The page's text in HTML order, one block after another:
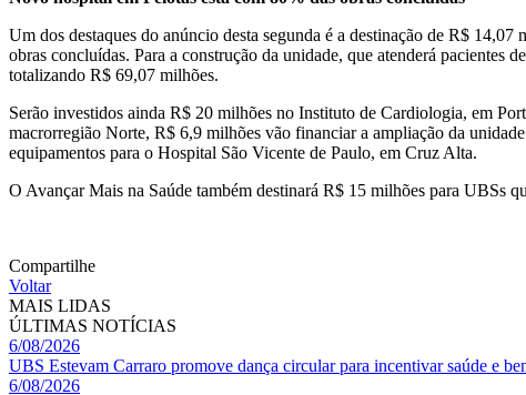
Um dos destaques do anúncio desta segunda é a destinação de R$
obras concluídas. Para a construção da unidade, que atenderá
totalizando R$ 69,07 milhões.
Serão investidos ainda R$ 20 milhões no Instituto de Cardiologia, em
macrorregião Norte, R$ 6,9 milhões vão financiar a ampliação da
equipamentos para o Hospital São Vicente de Paulo, em Cruz Alta.
O Avançar Mais na Saúde também destinará R$ 15 milhões para UBSs
Compartilhe
Voltar
MAIS LIDAS
ÚLTIMAS NOTÍCIAS
6/08/2026
UBS Estevam Carraro promove dança circular para incentivar saúde e
6/08/2026